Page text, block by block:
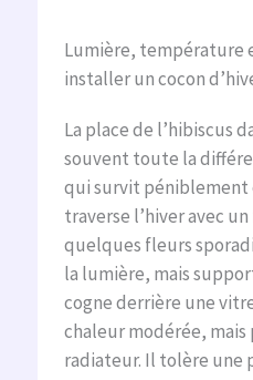
Lumière, température
installer un cocon
La place de l’hibiscus
souvent toute la
qui survit péniblement
traverse l’hiver avec
quelques fleurs
la lumière, mais
cogne derrière une
chaleur modérée, mais
radiateur. Il tolère une